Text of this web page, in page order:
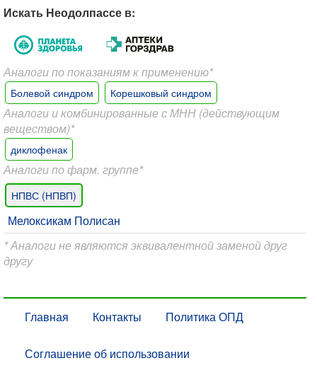
Искать Неодолпассе в:
Аналоги по показаниям к применению*
Болевой синдром Корешковый синдром
Аналоги и комбинированные с МНН (действующим
веществом)*
диклофенак
Аналоги по фарм. группе*
НПВС (НПВП)
Мелоксикам Полисан
* Аналоги не являются эквивалентной заменой друг
другу
Главная Контакты Политика ОПД
Соглашение об использовании